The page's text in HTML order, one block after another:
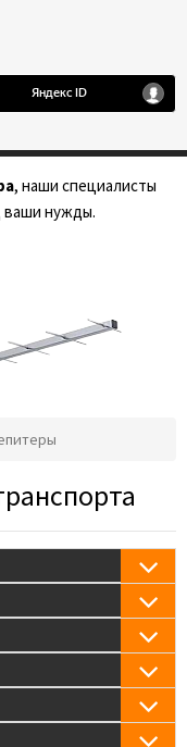
, наши специалисты
ваши нужды.